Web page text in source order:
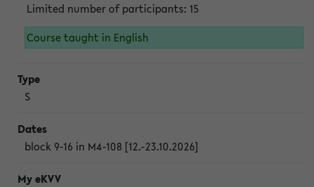
Limited number of participants: 15
Course taught in English
S
block 9-16 in M4-108 [12.-23.10.2026]